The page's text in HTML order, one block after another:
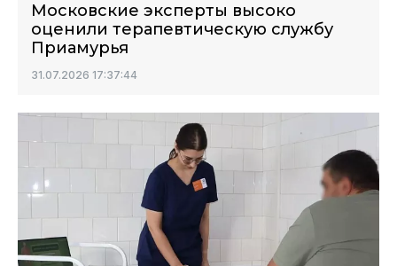
Московские эксперты высоко
оценили терапевтическую службу
Приамурья
31.07.2026 17:37:44